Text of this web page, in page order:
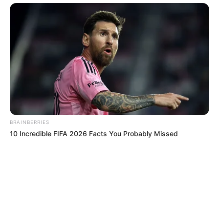
MANTÉNGASE EN ALERTA
Tenemos todas las noticias que le
interesan. Para estar bien informado, por
favor, active las notificaciones de Alerta.
ACTIVAR AHORA
BRAINBERRIES
10 Incredible FIFA 2026 Facts You Probably Missed